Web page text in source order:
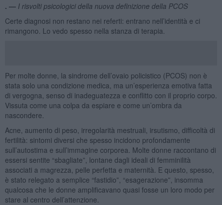
. — I risvolti psicologici della nuova definizione della PCOS
Certe diagnosi non restano nei referti: entrano nell’identità e ci
rimangono. Lo vedo spesso nella stanza di terapia.
Per molte donne, la sindrome dell’ovaio policistico (PCOS) non è
stata solo una condizione medica, ma un’esperienza emotiva fatta
di vergogna, senso di inadeguatezza e conflitto con il proprio corpo.
Vissuta come una colpa da espiare e come un’ombra da
nascondere.
Acne, aumento di peso, irregolarità mestruali, irsutismo, difficoltà di
fertilità: sintomi diversi che spesso incidono profondamente
sull’autostima e sull’immagine corporea. Molte donne raccontano di
essersi sentite “sbagliate”, lontane dagli ideali di femminilità
associati a magrezza, pelle perfetta e maternità. E questo, spesso,
è stato relegato a semplice “fastidio”, “esagerazione”, insomma
qualcosa che le donne amplificavano quasi fosse un loro modo per
stare al centro dell’attenzione.